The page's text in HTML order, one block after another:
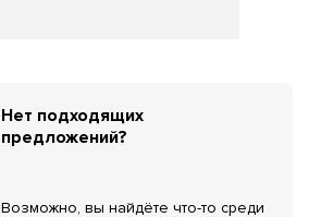
Нет подходящих
предложений?
Возможно, вы найдёте что-то среди